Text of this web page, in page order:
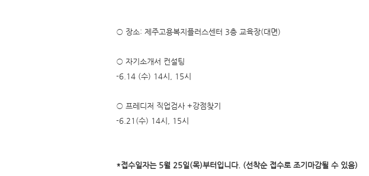
○ 장소: 제주고용복지플러스센터 3층 교육장(대면)
○ 자기소개서 컨설팅
-6.14 (수) 14시, 15시
○ 프레디저 직업검사 +강점찾기
-6.21(수) 14시, 15시
*접수일자는 5월 25일(목)부터입니다. (선착순 접수로 조기마감될 수 있음)